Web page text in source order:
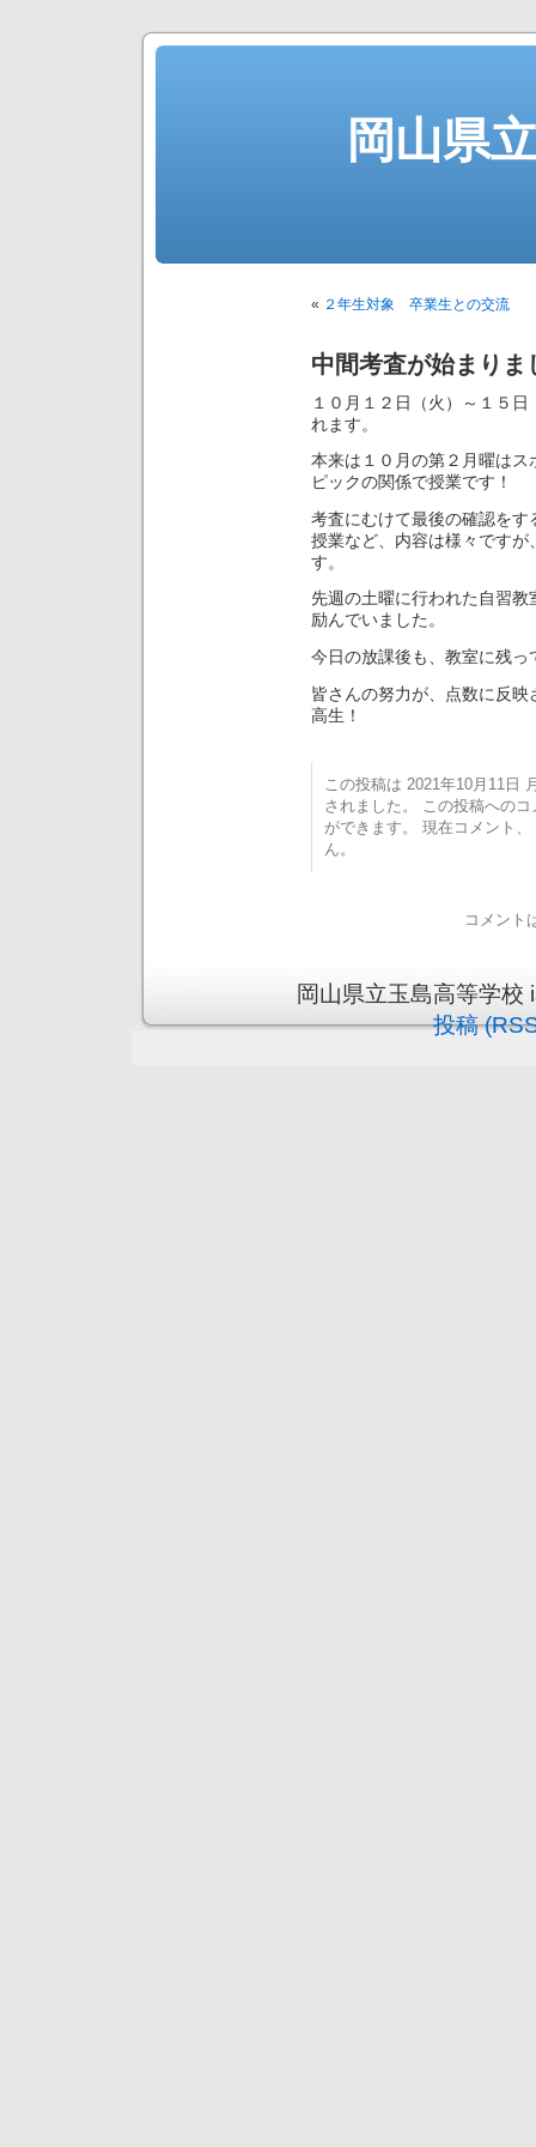
岡山県
« ２年生対象 卒業生との交流
中間考査が始まりま
１０月１２日（火）～１５
れます。
本来は１０月の第２月曜は
ピックの関係で授業です！
考査にむけて最後の確認を
授業など、内容は様々です
す。
先週の土曜に行われた自習
励んでいました。
今日の放課後も、教室に残
皆さんの努力が、点数に反
高生！
この投稿は 2021年10月11日
されました。 この投稿への
ができます。 現在コメント
ん。
コメント
岡山県立玉島高等学
投稿